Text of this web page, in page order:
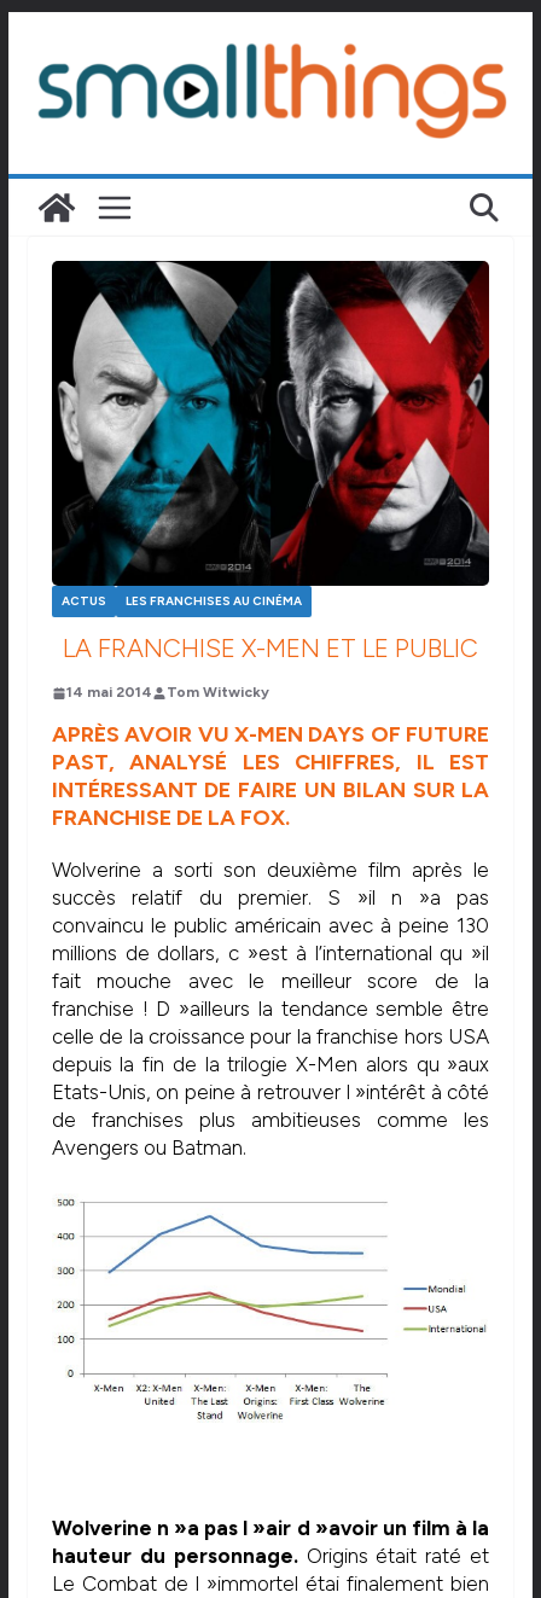
contenu
ACTUS LES FRANCHISES AU CINÉMA
LA FRANCHISE X-MEN ET LE PUBLIC
14 mai 2014 Tom Witwicky
APRÈS AVOIR VU X-MEN DAYS OF FUTURE
PAST, ANALYSÉ LES CHIFFRES, IL EST
INTÉRESSANT DE FAIRE UN BILAN SUR LA
FRANCHISE DE LA FOX.
Wolverine a sorti son deuxième film après le
succès relatif du premier. S »il n »a pas
convaincu le public américain avec à peine 130
millions de dollars, c »est à l’international qu »il
fait mouche avec le meilleur score de la
franchise ! D »ailleurs la tendance semble être
celle de la croissance pour la franchise hors USA
depuis la fin de la trilogie X-Men alors qu »aux
Etats-Unis, on peine à retrouver l »intérêt à côté
de franchises plus ambitieuses comme les
Avengers ou Batman.
Wolverine n »a pas l »air d »avoir un film à la
hauteur du personnage.Origins était raté et
Le Combat de l »immortel étai finalement bien